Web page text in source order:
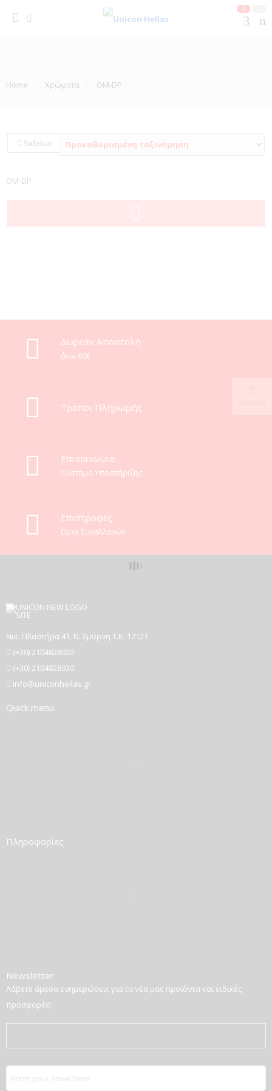
1
Home Χρώματα OM-DP
Sidebar
OM-DP
Δωρεάν Αποστολή
άνω 60€
Τρόποι Πληρωμής
Eπικοινωνία
Σύστημα Υποστήριξης
Επιστροφές
Όροι Συναλλαγών
Νικ. Πλαστήρα 41, Ν. Σμύρνη T.K. 17121
(+30) 2104828020
(+30) 2104828030
info@uniconhellas.gr
Quick menu
Πληροφορίες
Newsletter
Λάβετε άμεσα ενημερώσεις για τα νέα μας προϊόντα και ειδικές
προσφορές!